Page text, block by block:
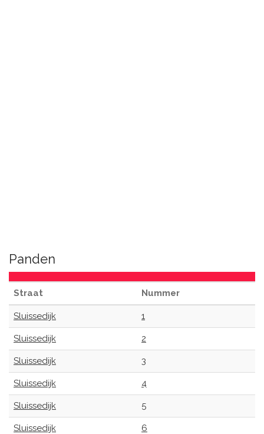
Panden
Straat Nummer
Sluissedijk 1
Sluissedijk 2
Sluissedijk 3
Sluissedijk 4
Sluissedijk 5
Sluissedijk 6